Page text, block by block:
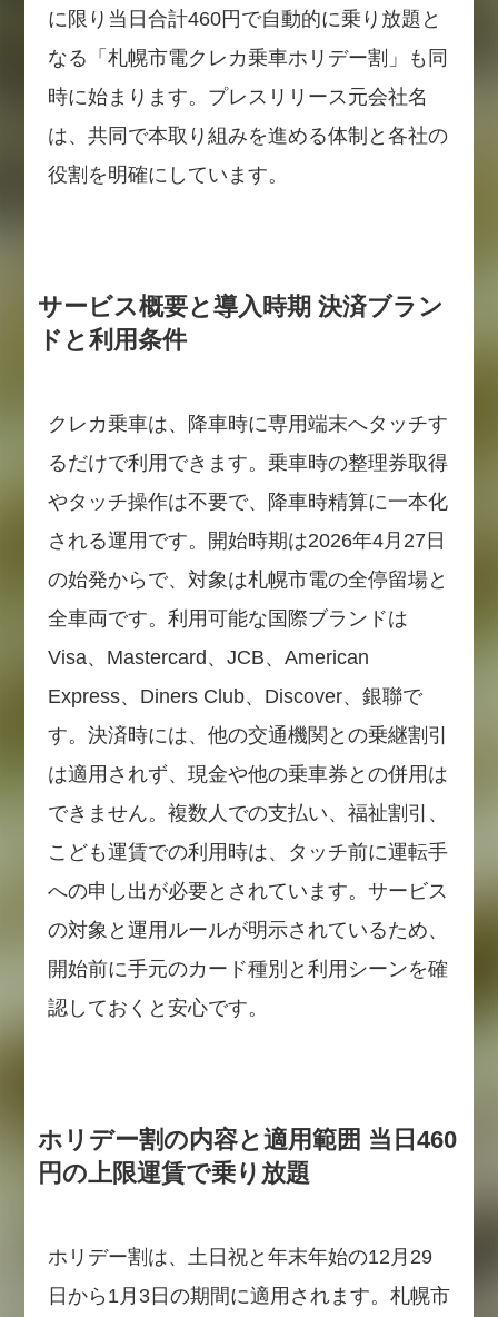
に限り当日合計460円で自動的に乗り放題と
なる「札幌市電クレカ乗車ホリデー割」も同
時に始まります。プレスリリース元会社名
は、共同で本取り組みを進める体制と各社の
役割を明確にしています。
サービス概要と導入時期 決済ブラン
ドと利用条件
クレカ乗車は、降車時に専用端末へタッチす
るだけで利用できます。乗車時の整理券取得
やタッチ操作は不要で、降車時精算に一本化
される運用です。開始時期は2026年4月27日
の始発からで、対象は札幌市電の全停留場と
全車両です。利用可能な国際ブランドは
Visa、Mastercard、JCB、American
Express、Diners Club、Discover、銀聯で
す。決済時には、他の交通機関との乗継割引
は適用されず、現金や他の乗車券との併用は
できません。複数人での支払い、福祉割引、
こども運賃での利用時は、タッチ前に運転手
への申し出が必要とされています。サービス
の対象と運用ルールが明示されているため、
開始前に手元のカード種別と利用シーンを確
認しておくと安心です。
ホリデー割の内容と適用範囲 当日460
円の上限運賃で乗り放題
ホリデー割は、土日祝と年末年始の12月29
日から1月3日の期間に適用されます。札幌市